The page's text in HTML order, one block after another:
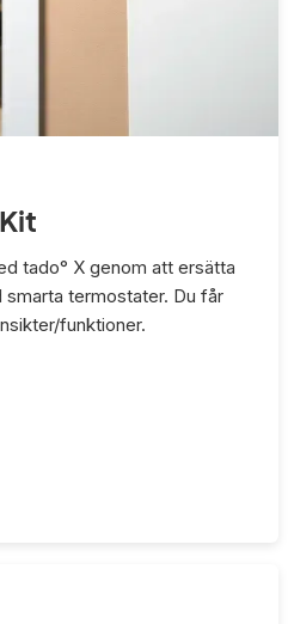
tado° X genom att ersätta
termostater. Du får
funktioner.